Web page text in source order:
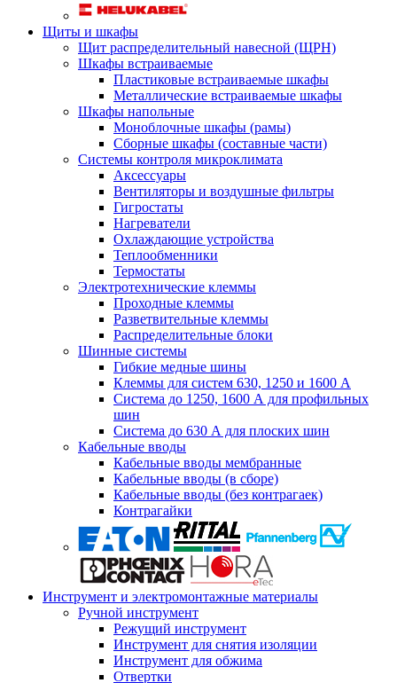
Щиты и шкафы
Щит распределительный навесной (ЩРН)
Шкафы встраиваемые
Пластиковые встраиваемые шкафы
Металлические встраиваемые шкафы
Шкафы напольные
Моноблочные шкафы (рамы)
Сборные шкафы (составные части)
Системы контроля микроклимата
Аксессуары
Вентиляторы и воздушные фильтры
Гигростаты
Нагреватели
Охлаждающие устройства
Теплообменники
Термостаты
Электротехнические клеммы
Проходные клеммы
Разветвительные клеммы
Распределительные блоки
Шинные системы
Гибкие медные шины
Клеммы для систем 630, 1250 и 1600 А
Система до 1250, 1600 А для профильных
шин
Система до 630 А для плоских шин
Кабельные вводы
Кабельные вводы мембранные
Кабельные вводы (в сборе)
Кабельные вводы (без контрагаек)
Контрагайки
Инструмент и электромонтажные материалы
Ручной инструмент
Режущий инструмент
Инструмент для снятия изоляции
Инструмент для обжима
Отвертки